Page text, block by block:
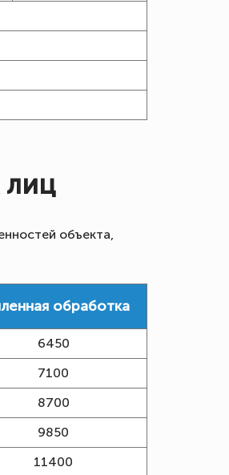
лиц
объекта,
обработка
6450
7100
8700
9850
11400